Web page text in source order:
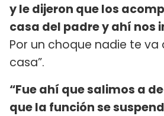
y le dijeron que los
casa del padre y ahí nos
Por un choque nadie te va
casa”.
“Fue ahí que salimos a
que la función se